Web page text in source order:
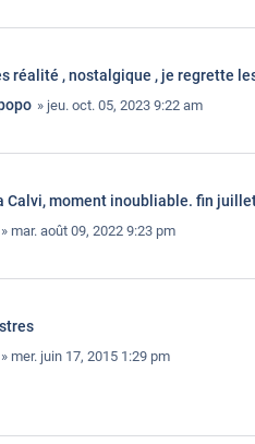
réalité , nostalgique , je regrette
» jeu. oct. 05, 2023 9:22 am
Calvi, moment inoubliable. fin
» mar. août 09, 2022 9:23 pm
» mer. juin 17, 2015 1:29 pm